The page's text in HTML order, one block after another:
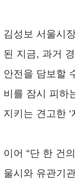
김성보 서울시
된 지금, 과거
안전을 담보할
비를 잠시 피하
지키는 견고한
이어 “단 한 건
울시와 유관기